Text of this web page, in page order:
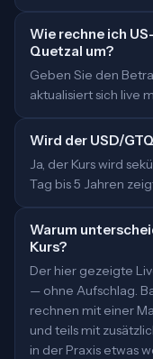
Wie rechne ich
Quetzal um?
Geben Sie den
aktualisiert sich live
Wird der USD/
Ja, der Kurs wird
Tag bis 5 Jahren
Warum
Kurs?
Der hier gezeigte
— ohne Aufschlag.
rechnen mit einer
und teils mit
in der Praxis etwas